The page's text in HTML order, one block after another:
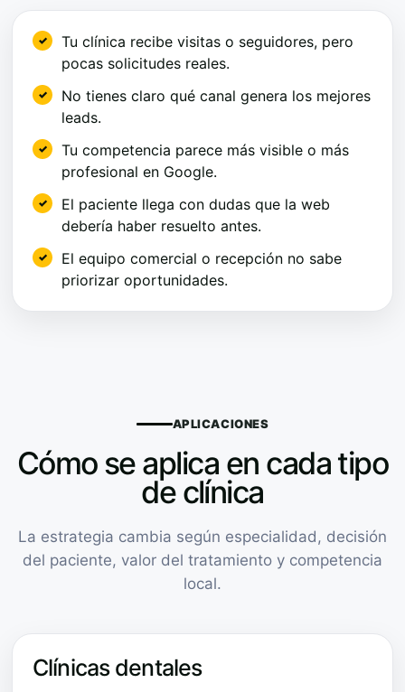
Tu clínica recibe visitas o seguidores, pero
pocas solicitudes reales.
No tienes claro qué canal genera los mejores
leads.
Tu competencia parece más visible o más
profesional en Google.
El paciente llega con dudas que la web
debería haber resuelto antes.
El equipo comercial o recepción no sabe
priorizar oportunidades.
APLICACIONES
Cómo se aplica en cada tipo
de clínica
La estrategia cambia según especialidad, decisión
del paciente, valor del tratamiento y competencia
local.
Clínicas dentales